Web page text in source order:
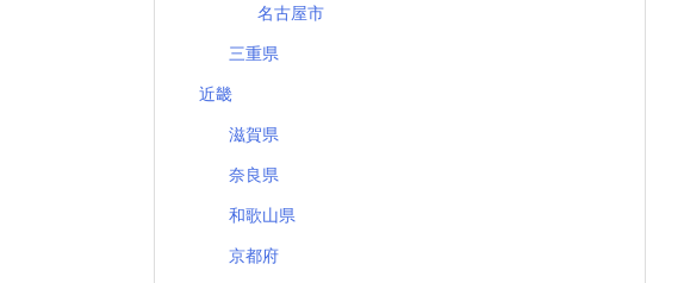
名古屋市
三重県
近畿
滋賀県
奈良県
和歌山県
京都府